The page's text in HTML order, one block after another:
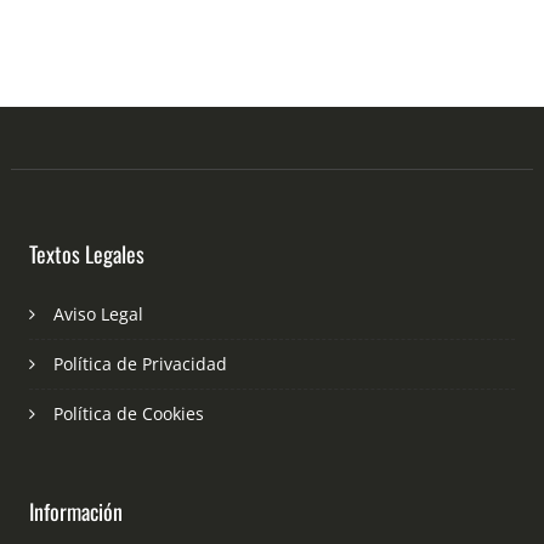
Textos Legales
Aviso Legal
Política de Privacidad
Política de Cookies
Información